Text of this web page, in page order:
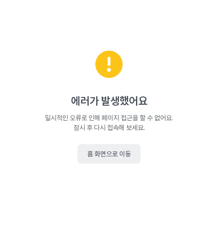
에러가 발생했어요
일시적인 오류로 인해 페이지 접근을 할 수 없어요.
잠시 후 다시 접속해 보세요.
홈 화면으로 이동